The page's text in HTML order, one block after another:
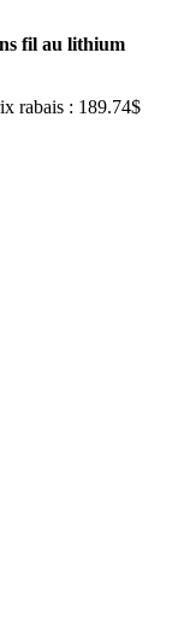
fil au lithium
rabais : 189.74$